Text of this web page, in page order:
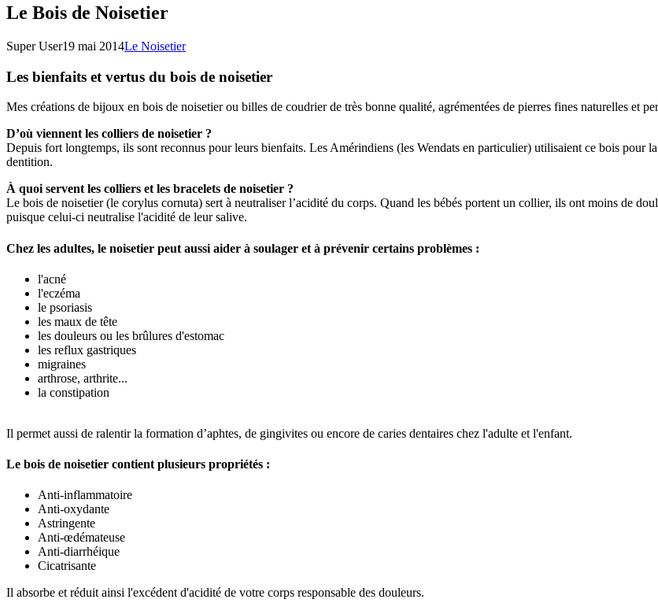
Le Bois de Noisetier
Super User19 mai 2014Le Noisetier
Les bienfaits et vertus du bois de noisetier
Mes créations de bijoux en bois de noisetier ou billes de coudrier de très bonne qualité, agrémentées de pierres fines naturelles et
D’où viennent les colliers de noisetier ?
Depuis fort longtemps, ils sont reconnus pour leurs bienfaits. Les Amérindiens (les Wendats en particulier) utilisaient ce bois pour
dentition.
À quoi servent les colliers et les bracelets de noisetier ?
Le bois de noisetier (le corylus cornuta) sert à neutraliser l’acidité du corps. Quand les bébés portent un collier, ils ont moins de
puisque celui-ci neutralise l'acidité de leur salive.
Chez les adultes, le noisetier peut aussi aider à soulager et à prévenir certains problèmes :
l'acné
l'eczéma
le psoriasis
les maux de tête
les douleurs ou les brûlures d'estomac
les reflux gastriques
migraines
arthrose, arthrite...
la constipation
Il permet aussi de ralentir la formation d’aphtes, de gingivites ou encore de caries dentaires chez l'adulte et l'enfant.
Le bois de noisetier contient plusieurs propriétés :
Anti-inflammatoire
Anti-oxydante
Astringente
Anti-œdémateuse
Anti-diarrhéique
Cicatrisante
Il absorbe et réduit ainsi l'excédent d'acidité de votre corps responsable des douleurs.